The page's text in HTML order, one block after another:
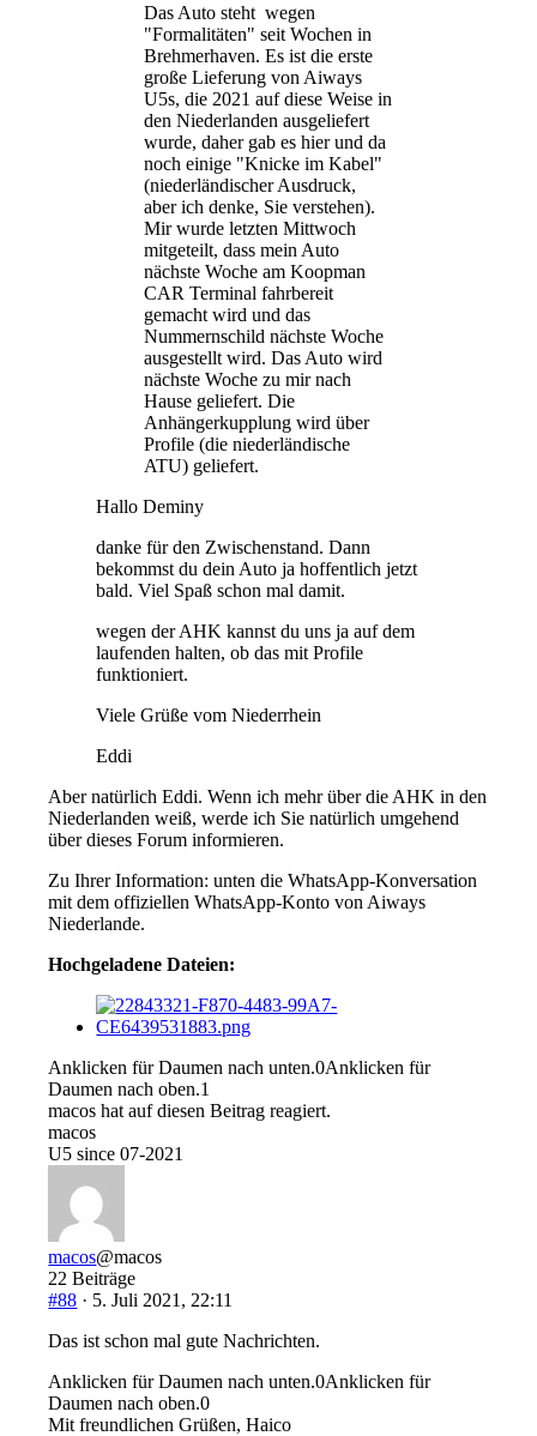
Das Auto steht wegen
"Formalitäten" seit Wochen in
Brehmerhaven. Es ist die erste
große Lieferung von Aiways
U5s, die 2021 auf diese Weise in
den Niederlanden ausgeliefert
wurde, daher gab es hier und da
noch einige "Knicke im Kabel"
(niederländischer Ausdruck,
aber ich denke, Sie verstehen).
Mir wurde letzten Mittwoch
mitgeteilt, dass mein Auto
nächste Woche am Koopman
CAR Terminal fahrbereit
gemacht wird und das
Nummernschild nächste Woche
ausgestellt wird. Das Auto wird
nächste Woche zu mir nach
Hause geliefert. Die
Anhängerkupplung wird über
Profile (die niederländische
ATU) geliefert.
Hallo Deminy
danke für den Zwischenstand. Dann
bekommst du dein Auto ja hoffentlich jetzt
bald. Viel Spaß schon mal damit.
wegen der AHK kannst du uns ja auf dem
laufenden halten, ob das mit Profile
funktioniert.
Viele Grüße vom Niederrhein
Eddi
Aber natürlich Eddi. Wenn ich mehr über die AHK in den
Niederlanden weiß, werde ich Sie natürlich umgehend
über dieses Forum informieren.
Zu Ihrer Information: unten die WhatsApp-Konversation
mit dem offiziellen WhatsApp-Konto von Aiways
Niederlande.
Hochgeladene Dateien:
Anklicken für Daumen nach unten.0Anklicken für
Daumen nach oben.1
macos hat auf diesen Beitrag reagiert.
macos
U5 since 07-2021
macos@macos
22 Beiträge
#88 · 5. Juli 2021, 22:11
Das ist schon mal gute Nachrichten.
Anklicken für Daumen nach unten.0Anklicken für
Daumen nach oben.0
Mit freundlichen Grüßen, Haico